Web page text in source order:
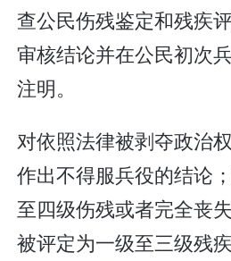
查公民伤残鉴定和残疾
审核结论并在公民初次
注明。
对依照法律被剥夺政治
作出不得服兵役的结论
至四级伤残或者完全丧
被评定为一级至三级残